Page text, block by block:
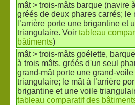
mât > trois-mâts barque (navire
gréés de deux phares carrés; le
l’arrière porte une brigantine et
triangulaire. Voir tableau
bâtiments)
mât > trois-mâts goélette,
à trois mâts, gréés d'un seul
grand-mât porte une grand-
triangulaire; le mât à l’arrière
brigantine et une voile
tableau comparatif des